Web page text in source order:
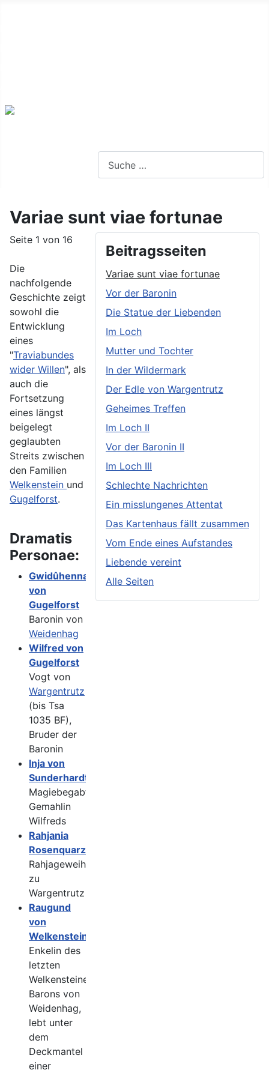
Variae sunt viae fortunae
Beitragsseiten
Variae sunt viae fortunae
Vor der Baronin
Die Statue der Liebenden
Im Loch
Mutter und Tochter
In der Wildermark
Der Edle von Wargentrutz
Geheimes Treffen
Im Loch II
Vor der Baronin II
Im Loch III
Schlechte Nachrichten
Ein misslungenes Attentat
Das Kartenhaus fällt zusammen
Vom Ende eines Aufstandes
Liebende vereint
Alle Seiten
Seite 1 von 16
Die
nachfolgende
Geschichte zeigt
sowohl die
Entwicklung
eines
"Traviabundes
wider Willen", als
auch die
Fortsetzung
eines längst
beigelegt
geglaubten
Streits zwischen
den Familien
Welkenstein und
Gugelforst.
Dramatis
Personae:
Gwidûhenna
von
Gugelforst
Baronin von
Weidenhag
Wilfred von
Gugelforst
Vogt von
Wargentrutz
(bis Tsa
1035 BF),
Bruder der
Baronin
Inja von
Sunderhardt
Magiebegabte
Gemahlin
Wilfreds
Rahjania
Rosenquarz
Rahjageweihte
zu
Wargentrutz
Raugund
von
Welkenstein
Enkelin des
letzten
Welkensteiner
Barons von
Weidenhag,
lebt unter
dem
Deckmantel
einer